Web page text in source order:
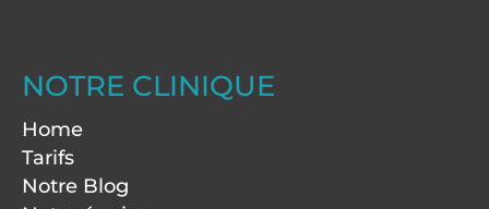
NOTRE CLINIQUE
Home
Tarifs
Notre Blog